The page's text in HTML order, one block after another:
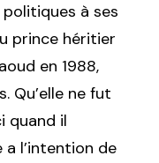
à ses
prince héritier
en 1988,
Qu’elle ne fut
quand il
a l’intention de